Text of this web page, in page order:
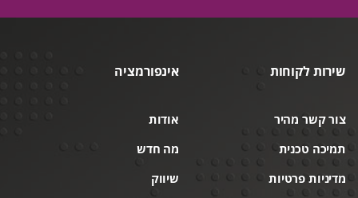
שירות לקוחות
צור קשר מהיר
תמיכה טכנית
מדיניות פרטיות
אינפורמציה
אודות
מה חדש
שיווק